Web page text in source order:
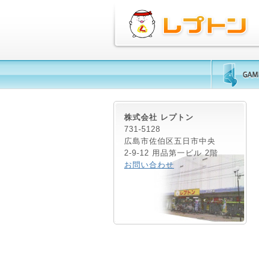
株式会社 レプトン
731-5128
広島市佐伯区五日市中央
2-9-12 用品第一ビル 2階
お問い合わせ